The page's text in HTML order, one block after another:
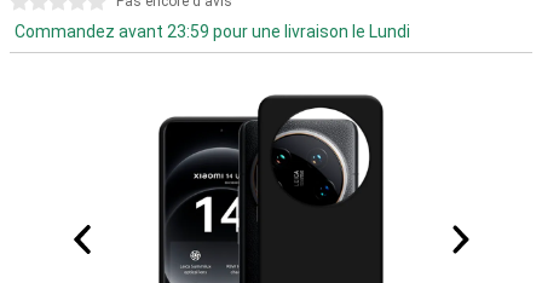
Commandez avant 23:59 pour une livraison le Lundi